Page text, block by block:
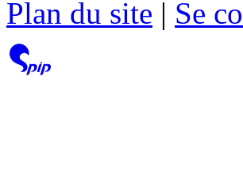
Plan du site | Se